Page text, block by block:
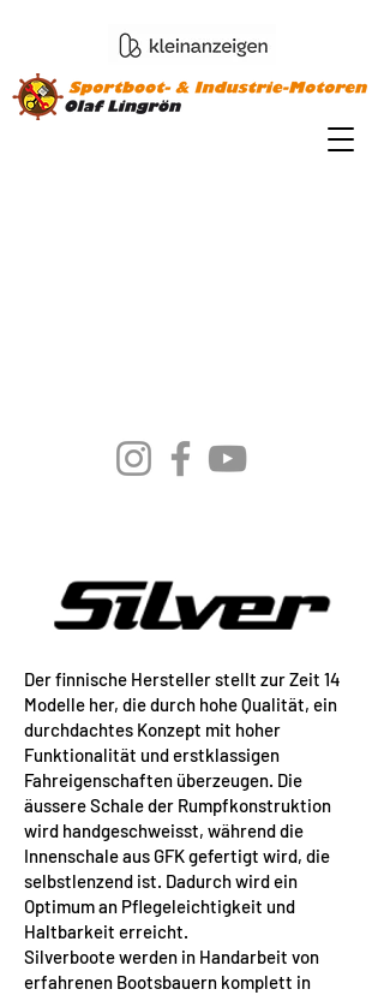
Der finnische Hersteller stellt zur Zeit 14
Modelle her, die durch hohe Qualität, ein
durchdachtes Konzept mit hoher
Funktionalität und erstklassigen
Fahreigenschaften überzeugen. Die
äussere Schale der Rumpfkonstruktion
wird handgeschweisst, während die
Innenschale aus GFK gefertigt wird, die
selbstlenzend ist. Dadurch wird ein
Optimum an Pflegeleichtigkeit und
Haltbarkeit erreicht.
Silverboote werden in Handarbeit von
erfahrenen Bootsbauern komplett in